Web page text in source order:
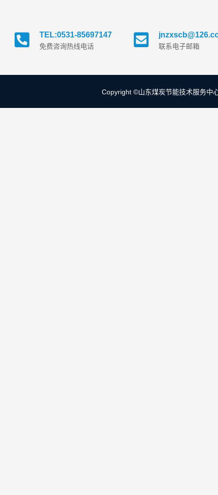
TEL:0531-85697147
免费咨询热线电话 联系电子邮箱
Copyright ©山东煤炭节能技术服务中